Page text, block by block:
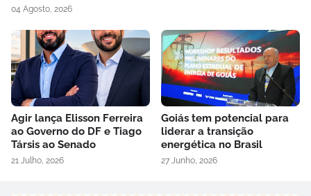
04 Agosto, 2026
Agir lança Elisson Ferreira
ao Governo do DF e Tiago
Társis ao Senado
21 Julho, 2026
Goiás tem potencial para
liderar a transição
energética no Brasil
27 Junho, 2026